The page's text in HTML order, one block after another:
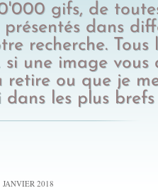
gifs, de
présentés dans
recherche. Tous
si une image
retire ou que je
les plus brefs
2018